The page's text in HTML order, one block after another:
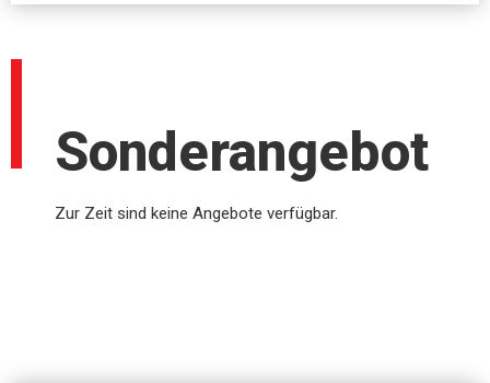
Sonderangebot
Zur Zeit sind keine Angebote verfügbar.